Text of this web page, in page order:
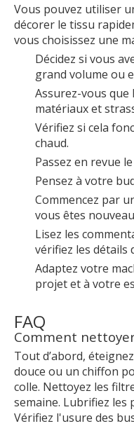
Vous pouvez utiliser
décorer le tissu
vous choisissez une
Décidez si vous
grand volume ou
Assurez-vous que
matériaux et
Vérifiez si cela
chaud.
Passez en revue
Pensez à votre
Commencez par
vous êtes
Lisez les
vérifiez les détails
Adaptez votre
projet et à votre
FAQ
Comment
Tout d’abord,
douce ou un chiffon
colle. Nettoyez les
semaine. Lubrifiez les
Vérifiez l'usure des